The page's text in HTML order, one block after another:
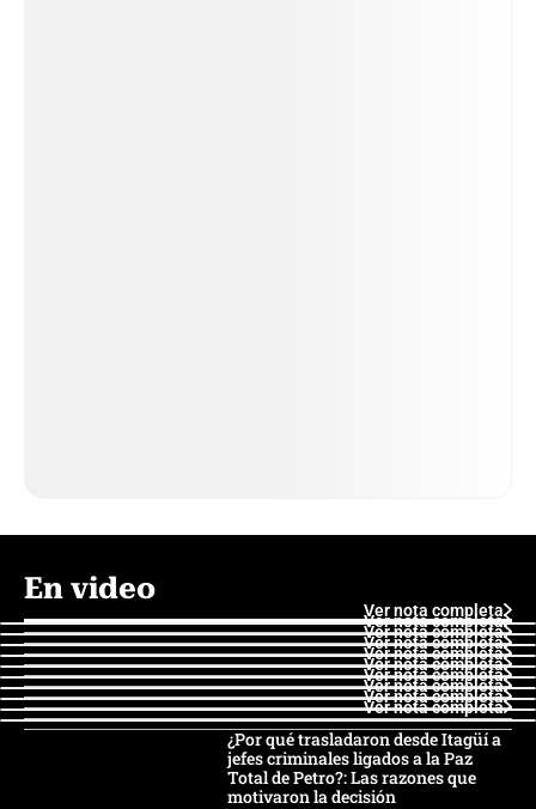
En video
Ver nota completa
Ver nota completa
Ver nota completa
Ver nota completa
Ver nota completa
Ver nota completa
Ver nota completa
Ver nota completa
Ver nota completa
Ver nota completa
¿Por qué trasladaron desde Itagüí a
jefes criminales ligados a la Paz
Total de Petro?: Las razones que
motivaron la decisión